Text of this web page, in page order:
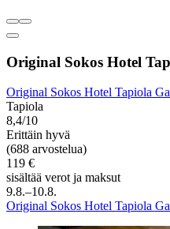
Original Sokos Hotel
Original Sokos Hotel Tapiola
Tapiola
8,4/10
Erittäin hyvä
(688 arvostelua)
119 €
sisältää verot ja maksut
9.8.–10.8.
Original Sokos Hotel Tapiola